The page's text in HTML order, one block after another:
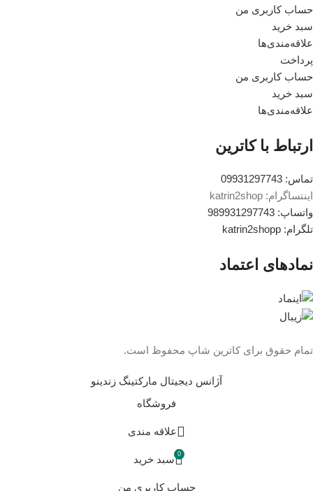
حساب کاربری من
سبد خرید
علاقه‌مندی‌ها
پرداخت
حساب کاربری من
سبد خرید
علاقه‌مندی‌ها
ارتباط با کاترین
تماس: 09931297743
اینتساگرام: katrin2shop
واتساپ: 989931297743
تلگرام: katrin2shopp
نمادهای اعتماد
تمام حقوق برای کاترین شاپ محفوظ است.
آژانس دیجیتال مارکتینگ زندینو
فروشگاه
علاقه مندی
0 سبد خرید
حساب کاربری من